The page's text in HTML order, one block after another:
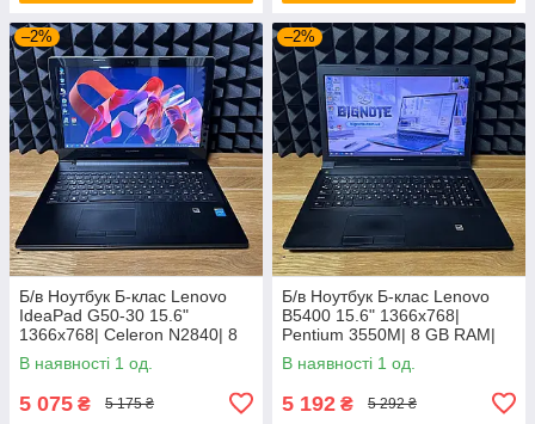
–2%
Б/в Ноутбук Б-клас Lenovo
IdeaPad G50-30 15.6"
1366x768| Celeron N2840| 8
GB RAM| 128 GB SSD| HD
В наявності 1 од.
5 075 ₴ 5 175 ₴
–2%
Б/в Ноутбук Б-клас Lenovo
B5400 15.6" 1366x768|
Pentium 3550M| 8 GB RAM|
128 GB SSD| HD
В наявності 1 од.
5 192 ₴ 5 292 ₴